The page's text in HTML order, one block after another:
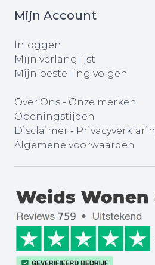
Mijn Account
Inloggen
Mijn verlanglijst
Mijn bestelling volgen
Over Ons - Onze merken
Openingstijden
Disclaimer -
Algemene voorwaarden